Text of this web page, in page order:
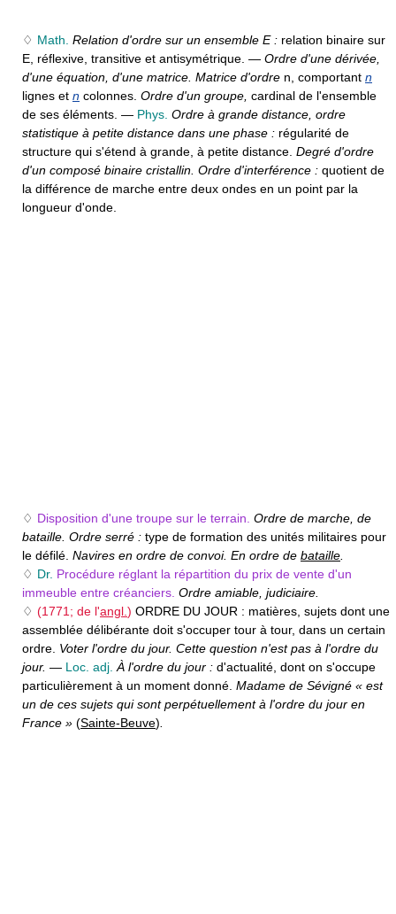
♢ Math. Relation d'ordre sur un ensemble E : relation binaire sur
E, réflexive, transitive et antisymétrique. — Ordre d'une dérivée,
d'une équation, d'une matrice. Matrice d'ordre n, comportant n
lignes et n colonnes. Ordre d'un groupe, cardinal de l'ensemble
de ses éléments. — Phys. Ordre à grande distance, ordre
statistique à petite distance dans une phase : régularité de
structure qui s'étend à grande, à petite distance. Degré d'ordre
d'un composé binaire cristallin. Ordre d'interférence : quotient de
la différence de marche entre deux ondes en un point par la
longueur d'onde.
♢ Disposition d'une troupe sur le terrain. Ordre de marche, de
bataille. Ordre serré : type de formation des unités militaires pour
le défilé. Navires en ordre de convoi. En ordre de bataille
♢ Dr. Procédure réglant la répartition du prix de vente d'un
immeuble entre créanciers. Ordre amiable, judiciaire.
♢ (1771; de l'angl. ) ORDRE DU JOUR : matières, sujets dont une
assemblée délibérante doit s'occuper tour à tour, dans un certain
ordre. Voter l'ordre du jour. Cette question n'est pas à l'ordre du
jour. — Loc. adj. À l'ordre du jour : d'actualité, dont on s'occupe
particulièrement à un moment donné. Madame de Sévigné « est
un de ces sujets qui sont perpétuellement à l'ordre du jour en
France » (Sainte-Beuve)